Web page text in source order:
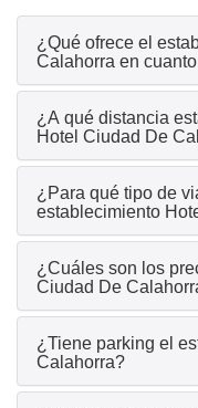
¿Qué ofrece el
Calahorra en
¿A qué distancia
Hotel Ciudad De
¿Para qué tipo de
establecimiento
¿Cuáles son los
Ciudad De
¿Tiene parking el
Calahorra?